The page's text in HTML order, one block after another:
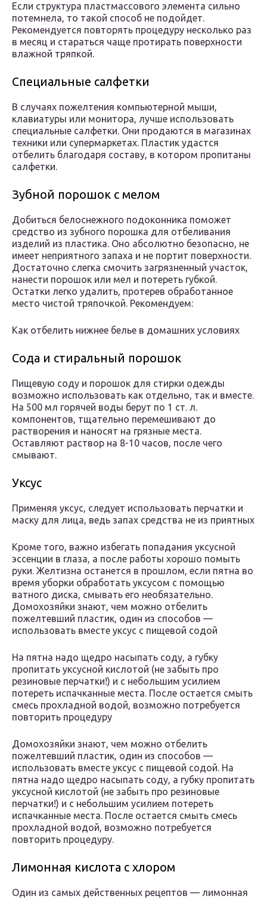
Если структура пластмассового элемента сильно
потемнела, то такой способ не подойдет.
Рекомендуется повторять процедуру несколько раз
в месяц и стараться чаще протирать поверхности
влажной тряпкой.
Специальные салфетки
В случаях пожелтения компьютерной мыши,
клавиатуры или монитора, лучше использовать
специальные салфетки. Они продаются в магазинах
техники или супермаркетах. Пластик удастся
отбелить благодаря составу, в котором пропитаны
салфетки.
Зубной порошок с мелом
Добиться белоснежного подоконника поможет
средство из зубного порошка для отбеливания
изделий из пластика. Оно абсолютно безопасно, не
имеет неприятного запаха и не портит поверхности.
Достаточно слегка смочить загрязненный участок,
нанести порошок или мел и потереть губкой.
Остатки легко удалить, протерев обработанное
место чистой тряпочкой. Рекомендуем:
Как отбелить нижнее белье в домашних условиях
Сода и стиральный порошок
Пищевую соду и порошок для стирки одежды
возможно использовать как отдельно, так и вместе.
На 500 мл горячей воды берут по 1 ст. л.
компонентов, тщательно перемешивают до
растворения и наносят на грязные места.
Оставляют раствор на 8-10 часов, после чего
смывают.
Уксус
Применяя уксус, следует использовать перчатки и
маску для лица, ведь запах средства не из приятных
Кроме того, важно избегать попадания уксусной
эссенции в глаза, а после работы хорошо помыть
руки. Желтизна останется в прошлом, если пятна во
время уборки обработать уксусом с помощью
ватного диска, смывать его необязательно.
Домохозяйки знают, чем можно отбелить
пожелтевший пластик, один из способов —
использовать вместе уксус с пищевой содой
На пятна надо щедро насыпать соду, а губку
пропитать уксусной кислотой (не забыть про
резиновые перчатки!) и с небольшим усилием
потереть испачканные места. После остается смыть
смесь прохладной водой, возможно потребуется
повторить процедуру
Домохозяйки знают, чем можно отбелить
пожелтевший пластик, один из способов —
использовать вместе уксус с пищевой содой. На
пятна надо щедро насыпать соду, а губку пропитать
уксусной кислотой (не забыть про резиновые
перчатки!) и с небольшим усилием потереть
испачканные места. После остается смыть смесь
прохладной водой, возможно потребуется
повторить процедуру.
Лимонная кислота с хлором
Один из самых действенных рецептов — лимонная